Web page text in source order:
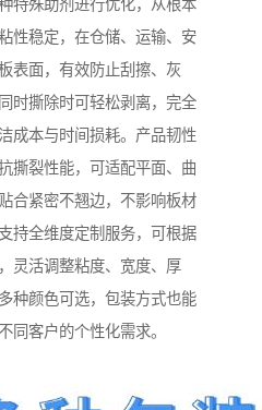
特殊助剂进行优化，从根本
性稳定，在仓储、运输、安
表面，有效防止刮擦、灰
时撕除时可轻松剥离，完全
成本与时间损耗。产品韧性
撕裂性能，可适配平面、曲
合紧密不翘边，不影响板材
持全维度定制服务，可根据
灵活调整粘度、宽度、厚
种颜色可选，包装方式也能
同客户的个性化需求。